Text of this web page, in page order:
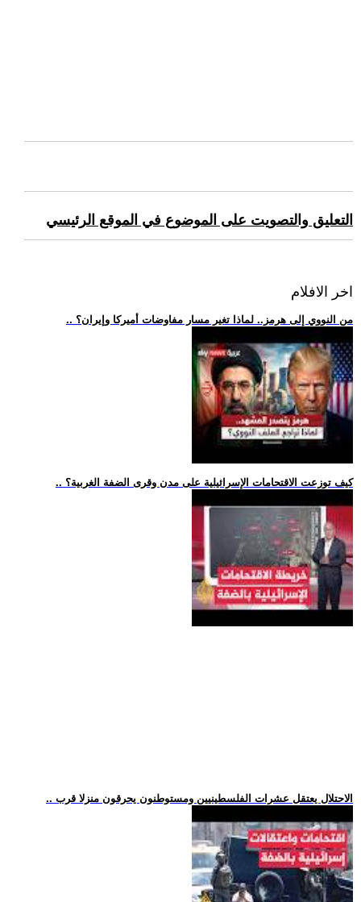
التعليق والتصويت على الموضوع في الموقع الرئيسي
اخر الافلام
.. من النووي إلى هرمز.. لماذا تغير مسار مفاوضات أميركا وإيران؟
.. كيف توزعت الاقتحامات الإسرائيلية على مدن وقرى الضفة الغربية؟
.. الاحتلال يعتقل عشرات الفلسطينيين ومستوطنون يحرقون منزلا قرب